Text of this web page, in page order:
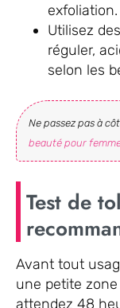
exfoliation.
Utilisez
réguler,
selon les
Ne passez pas à
beauté pour
Test de
Avant tout
une petite
attendez 48